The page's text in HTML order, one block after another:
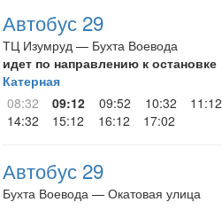
Автобус 29
ТЦ Изумруд — Бухта Воевода
идет по направлению к остановке
Катерная
08:32
09:12 09:52 10:32 11:12
14:32
15:12 16:12 17:02
Автобус 29
Бухта Воевода — Окатовая улица